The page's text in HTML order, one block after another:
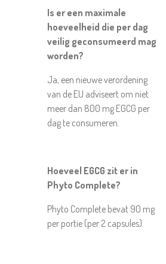
Is er een maximale
hoeveelheid die per dag
veilig geconsumeerd mag
worden?
Ja, een nieuwe verordening
van de EU adviseert om niet
meer dan 800 mg EGCG per
dag te consumeren.
Hoeveel EGCG zit er in
Phyto Complete?
Phyto Complete bevat 90 mg
per portie (per 2 capsules).